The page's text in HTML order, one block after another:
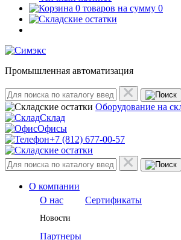
0 товаров на сумму 0
Промышленная автоматизация
Оборудование на
Склад
Офисы
+7 (812) 677-00-57
О компании
О нас
Сертификаты
Новости
Партнеры